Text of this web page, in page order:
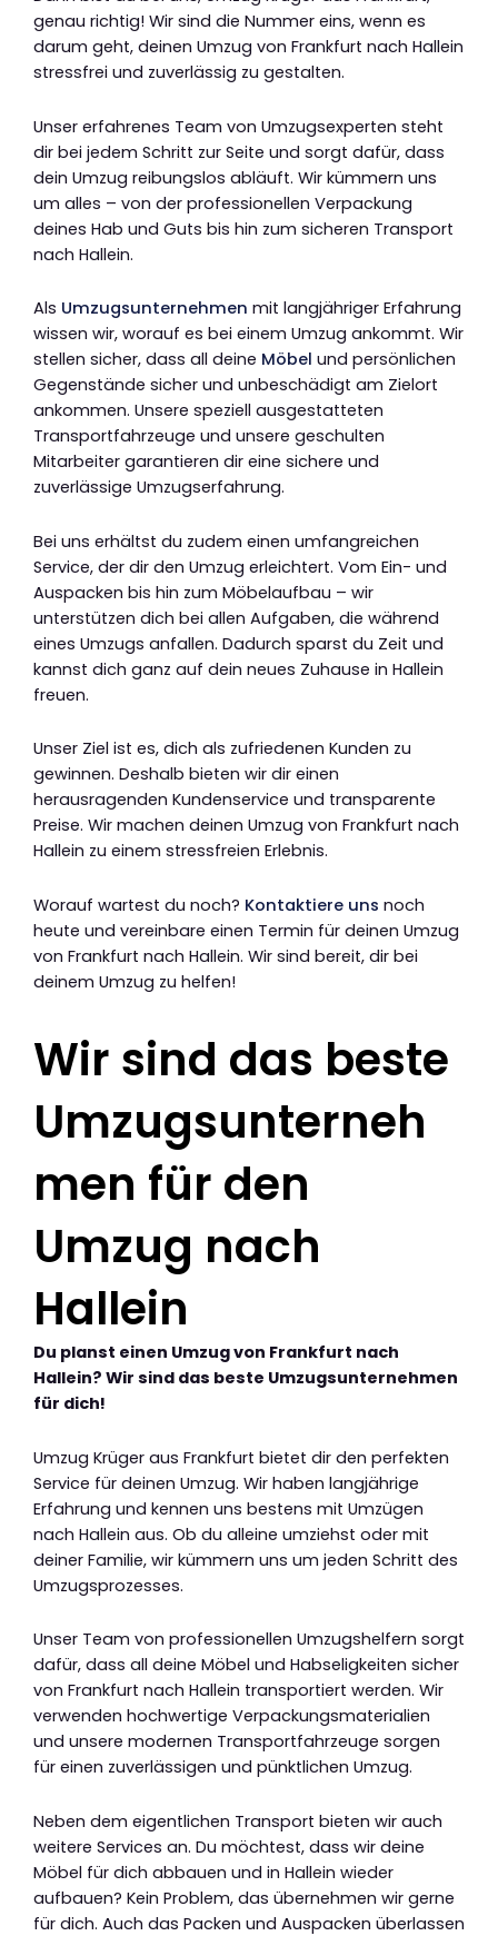
genau richtig! Wir sind die Nummer eins, wenn es
darum geht, deinen Umzug von Frankfurt nach Hallein
stressfrei und zuverlässig zu gestalten.
Unser erfahrenes Team von Umzugsexperten steht
dir bei jedem Schritt zur Seite und sorgt dafür, dass
dein Umzug reibungslos abläuft. Wir kümmern uns
um alles – von der professionellen Verpackung
deines Hab und Guts bis hin zum sicheren Transport
nach Hallein.
Als Umzugsunternehmen mit langjähriger Erfahrung
wissen wir, worauf es bei einem Umzug ankommt. Wir
stellen sicher, dass all deine Möbel und persönlichen
Gegenstände sicher und unbeschädigt am Zielort
ankommen. Unsere speziell ausgestatteten
Transportfahrzeuge und unsere geschulten
Mitarbeiter garantieren dir eine sichere und
zuverlässige Umzugserfahrung.
Bei uns erhältst du zudem einen umfangreichen
Service, der dir den Umzug erleichtert. Vom Ein- und
Auspacken bis hin zum Möbelaufbau – wir
unterstützen dich bei allen Aufgaben, die während
eines Umzugs anfallen. Dadurch sparst du Zeit und
kannst dich ganz auf dein neues Zuhause in Hallein
freuen.
Unser Ziel ist es, dich als zufriedenen Kunden zu
gewinnen. Deshalb bieten wir dir einen
herausragenden Kundenservice und transparente
Preise. Wir machen deinen Umzug von Frankfurt nach
Hallein zu einem stressfreien Erlebnis.
Worauf wartest du noch? Kontaktiere uns noch
heute und vereinbare einen Termin für deinen Umzug
von Frankfurt nach Hallein. Wir sind bereit, dir bei
deinem Umzug zu helfen!
Wir sind das beste
Umzugsunterneh
men für den
Umzug nach
Hallein
Du planst einen Umzug von Frankfurt nach
Hallein? Wir sind das beste Umzugsunternehmen
für dich!
Umzug Krüger aus Frankfurt bietet dir den perfekten
Service für deinen Umzug. Wir haben langjährige
Erfahrung und kennen uns bestens mit Umzügen
nach Hallein aus. Ob du alleine umziehst oder mit
deiner Familie, wir kümmern uns um jeden Schritt des
Umzugsprozesses.
Unser Team von professionellen Umzugshelfern sorgt
dafür, dass all deine Möbel und Habseligkeiten sicher
von Frankfurt nach Hallein transportiert werden. Wir
verwenden hochwertige Verpackungsmaterialien
und unsere modernen Transportfahrzeuge sorgen
für einen zuverlässigen und pünktlichen Umzug.
Neben dem eigentlichen Transport bieten wir auch
weitere Services an. Du möchtest, dass wir deine
Möbel für dich abbauen und in Hallein wieder
aufbauen? Kein Problem, das übernehmen wir gerne
für dich. Auch das Packen und Auspacken überlassen